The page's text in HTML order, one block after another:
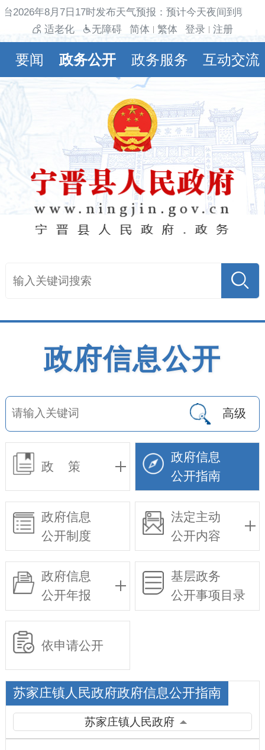
2026年8月7日17时发布天气预报：预计今天夜间到明
适老化
无障碍 简体 繁体 登录 注册
要闻 政务公开 政务服务 互动交流
政府信息公开
高级
政 策
政府信息
公开指南
政府信息
公开制度
法定主动
公开内容
政府信息
公开年报
基层政务
公开事项目录
依申请公开
苏家庄镇人民政府政府信息公开指南
苏家庄镇人民政府